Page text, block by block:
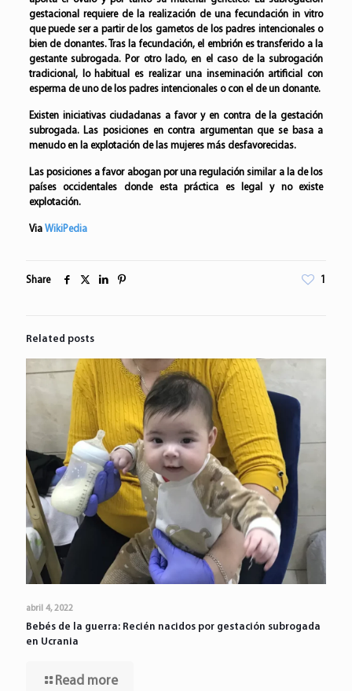
gestacional requiere de la realización de unafecundación in vitro
que puede ser a partir de los gametos de los padres intencionales o
bien de donantes. Tras la fecundación, el embrión es transferido a la
gestante subrogada. Por otro lado, en el caso de la subrogación
tradicional, lo habitual es realizar una inseminación artificial con
espermade uno de los padres intencionales o con el de un donante.
Existen iniciativas ciudadanas a favor y en contra de la gestación
subrogada. Las posiciones en contra argumentan que se basa a
menudo en la explotación de las mujeres más desfavorecidas.
Las posiciones a favor abogan por una regulación similar a la de los
países occidentales donde esta práctica es legal y no existe
explotación.
Via WikiPedia
Share 1
Related posts
abril 4, 2022
Bebés de la guerra: Recién nacidos por gestación subrogada
en Ucrania
Read more